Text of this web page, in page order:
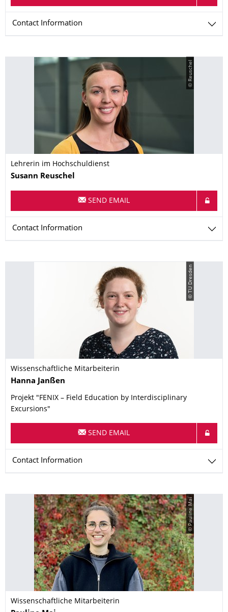
Contact Information
© Reuschel
Lehrerin im Hochschuldienst
Name
Susann Reuschel
SEND EMAIL
Contact Information
© TU Dresden
Wissenschaftliche Mitarbeiterin
Name
Hanna Janßen
Projekt "FENIX – Field Education by Interdisciplinary
Excursions"
SEND EMAIL
Contact Information
© Pauline Mai
Wissenschaftliche Mitarbeiterin